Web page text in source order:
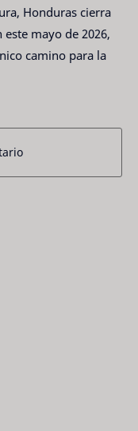
Honduras cierra
mayo de 2026,
camino para la